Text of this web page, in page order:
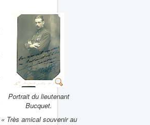
Portrait du lieutenant
Bucquet.
« Très amical souvenir au